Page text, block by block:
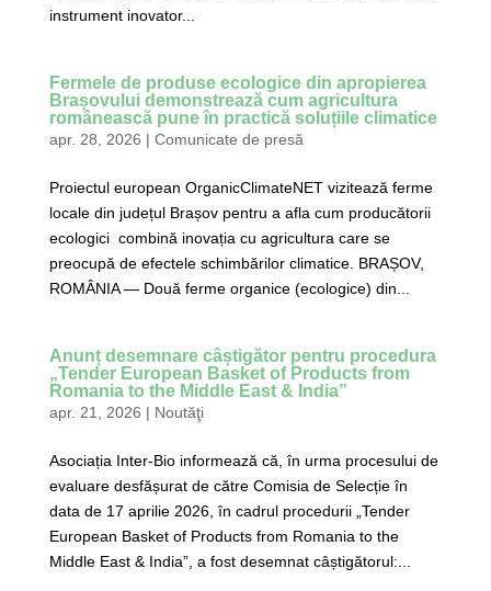
instrument inovator...
Fermele de produse ecologice din apropierea
Brașovului demonstrează cum agricultura
românească pune în practică soluțiile climatice
apr. 28, 2026 | Comunicate de presă
Proiectul european OrganicClimateNET vizitează ferme
locale din județul Brașov pentru a afla cum producătorii
ecologici combină inovația cu agricultura care se
preocupă de efectele schimbărilor climatice. BRAȘOV,
ROMÂNIA — Două ferme organice (ecologice) din...
Anunț desemnare câștigător pentru procedura
„Tender European Basket of Products from
Romania to the Middle East & India”
apr. 21, 2026 | Noutăţi
Asociația Inter-Bio informează că, în urma procesului de
evaluare desfășurat de către Comisia de Selecție în
data de 17 aprilie 2026, în cadrul procedurii „Tender
European Basket of Products from Romania to the
Middle East & India”, a fost desemnat câștigătorul:...